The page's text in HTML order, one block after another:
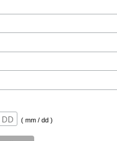
( mm / dd )